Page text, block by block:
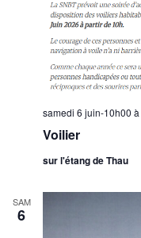
Voilier
samedi 6 juin-10h00 à
sur l'étang de Thau
SAM
6